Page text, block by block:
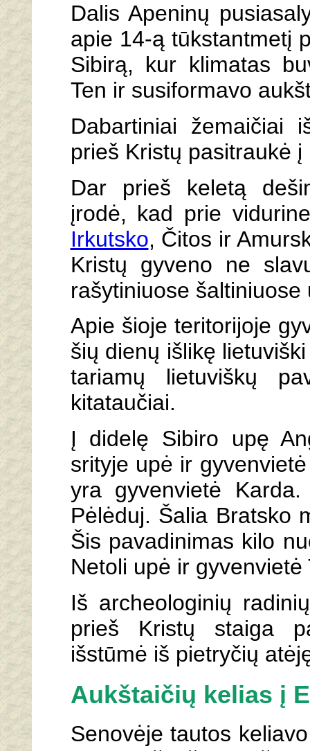
Dalis Apeninų
apie 14-ą tūkstantmetį
Sibirą, kur klimatas
Ten ir susiformavo
Dabartiniai žemaičiai
prieš Kristų pasitraukė į
Dar prieš keletą
įrodė, kad prie
Irkutsko, Čitos ir
Kristų gyveno ne
rašytiniuose
Apie šioje teritorijoje
šių dienų išlikę
tariamų lietuviškų
kitataučiai.
Į didelę Sibiro upę
srityje upė ir
yra gyvenvietė
Pėlėduj. Šalia Bratsko
Šis pavadinimas kilo
Netoli upė ir gyvenvietė
Iš archeologinių
prieš Kristų staiga
išstūmė iš pietryčių
Aukštaičių kelias į
Senovėje tautos